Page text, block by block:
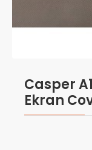
Casper
Ekran